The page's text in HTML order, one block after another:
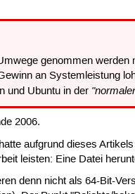
genommen
an Systemleistung
und Ubuntu in der
2006.
aufgrund dieses
leisten: Eine Datei
denn nicht als 64-Bit-